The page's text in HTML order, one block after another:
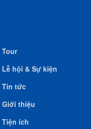
Tour
Lễ hội & Sự kiện
Tin tức
Giới thiệu
Tiện ích